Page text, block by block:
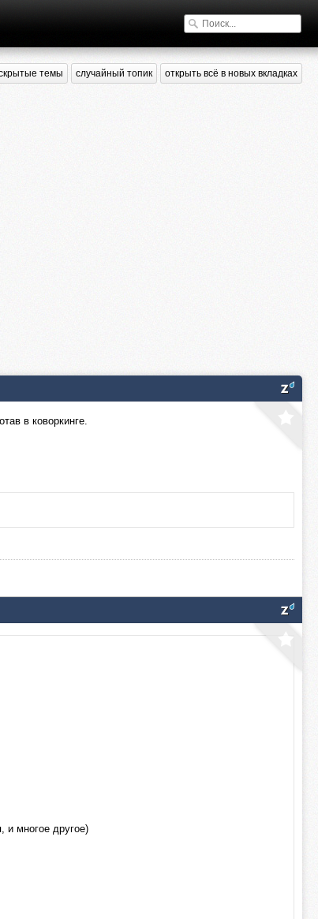
темы случайный топик открыть всё в новых вкладках
в коворкинге.
многое другое)